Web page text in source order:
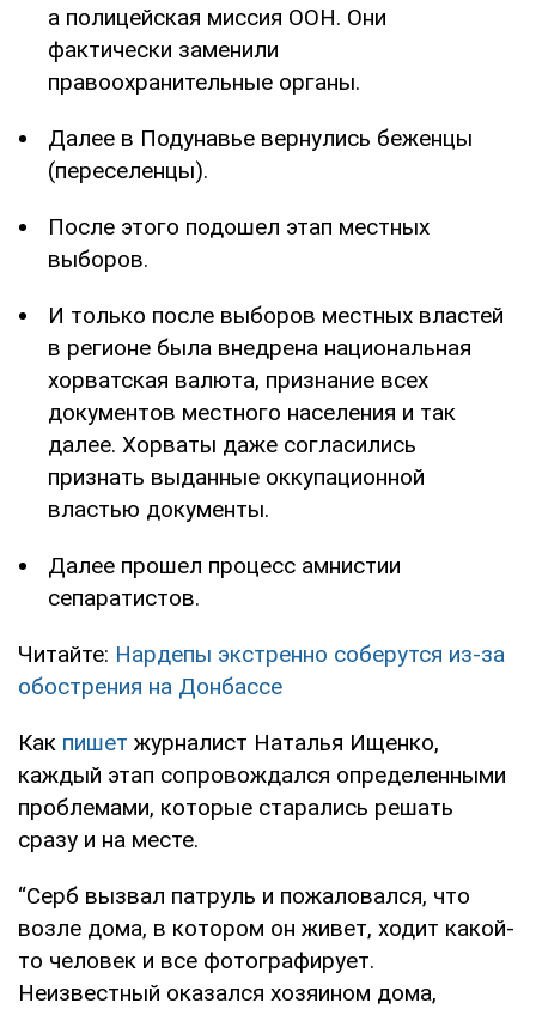
а полицейская миссия ООН. Они
фактически заменили
правоохранительные органы.
Далее в Подунавье вернулись беженцы
(переселенцы).
После этого подошел этап местных
выборов.
И только после выборов местных властей
в регионе была внедрена национальная
хорватская валюта, признание всех
документов местного населения и так
далее. Хорваты даже согласились
признать выданные оккупационной
властью документы.
Далее прошел процесс амнистии
сепаратистов.
Читайте: Нардепы экстренно соберутся из-за
обострения на Донбассе
Как пишет журналист Наталья Ищенко,
каждый этап сопровождался определенными
проблемами, которые старались решать
сразу и на месте.
“Серб вызвал патруль и пожаловался, что
возле дома, в котором он живет, ходит какой-
то человек и все фотографирует.
Неизвестный оказался хозяином дома,